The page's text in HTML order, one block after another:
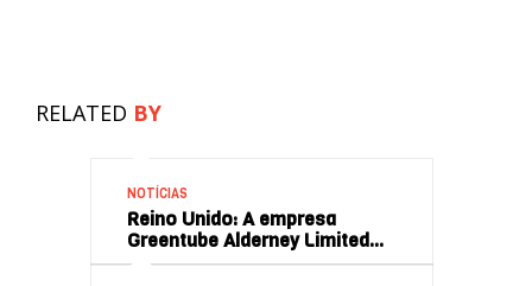
RELATED BY
NOTÍCIAS
Reino Unido: A empresa
Greentube Alderney Limited…